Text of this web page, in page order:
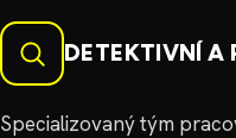
DETEKTIVNÍ A
Specializovaný tým